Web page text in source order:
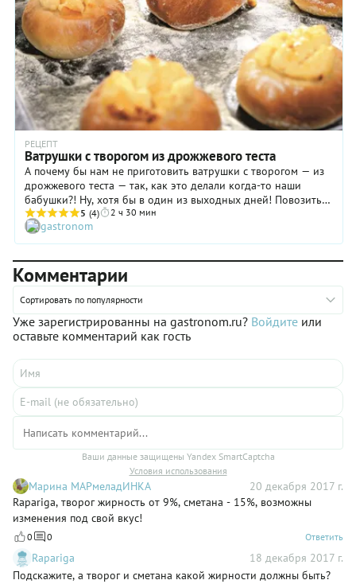
наилучшим образом!
РЕЦЕПТ
Ватрушки с творогом из дрожжевого теста
А почему бы нам не приготовить ватрушки с творогом — из
дрожжевого теста — так, как это делали когда-то наши
бабушки?! Ну, хотя бы в один из выходных дней! Повозиться
с такой выпечкой, конечно, придется, но результат точно
стоит того. Кстати, психологи утверждают, что вымешивание
теста сродни медитации, так что, в процессе приготовления
вы получите еще один приятный бонус. В начинку ватрушек
с творогом мы добавляем сметану и тертую лимонную
цедру, поэтому она получается очень нежной и ароматной.
5 (4) 2 ч 30 мин
gastronom
Комментарии
Сортировать по популярности
Уже зарегистрированны на gastronom.ru? Войдите или
оставьте комментарий как гость
Ваши данные защищены Yandex SmartCaptcha
Условия использования
Марина МАРмеладИНКА
20 декабря 2017 г.
Rapariga, творог жирность от 9%, сметана - 15%, возможны
изменения под свой вкус!
0 0 Ответить
Rapariga
18 декабря 2017 г.
Подскажите, а творог и сметана какой жирности должны быть?